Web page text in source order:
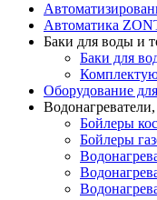
Автоматика
Баки для воды и
Баки для
Оборудование
Бойлеры
Бойлеры